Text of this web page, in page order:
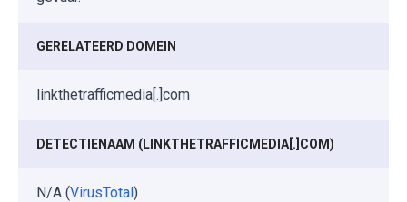
GERELATEERD DOMEIN
linkthetrafficmedia[.]com
DETECTIENAAM (LINKTHETRAFFICMEDIA[.]COM)
N/A (VirusTotal)